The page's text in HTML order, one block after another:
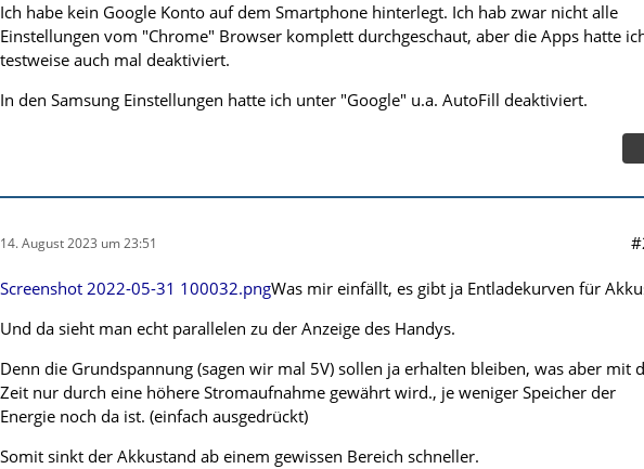
Ich habe kein Google Konto auf dem Smartphone hinterlegt. Ich hab zwar nicht alle
Einstellungen vom "Chrome" Browser komplett durchgeschaut, aber die Apps hatte
testweise auch mal deaktiviert.
In den Samsung Einstellungen hatte ich unter "Google" u.a. AutoFill deaktiviert.
14. August 2023 um 23:51
Screenshot 2022-05-31 100032.pngWas mir einfällt, es gibt ja Entladekurven für
Und da sieht man echt parallelen zu der Anzeige des Handys.
Denn die Grundspannung (sagen wir mal 5V) sollen ja erhalten bleiben, was aber mit
Zeit nur durch eine höhere Stromaufnahme gewährt wird., je weniger Speicher der
Energie noch da ist. (einfach ausgedrückt)
Somit sinkt der Akkustand ab einem gewissen Bereich schneller.